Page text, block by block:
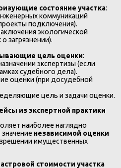
состояние участка:
коммуникаций
подключения).
экологической
загрязнении).
цель оценки:
экспертизы (если
судебного дела).
оценки (при досудебной
цель и задачи оценки.
из экспертной практики
наиболее наглядно
независимой оценки
имущественных
стоимости участка